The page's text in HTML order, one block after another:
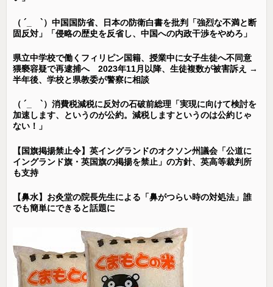
（ ´_ゝ`）中国国防省、日本の防衛白書を批判「強烈な不満と断
固反対」「侵略の歴史を反省し、中国への内政干渉をやめろ」
県立中学校で働くフィリピン国籍、授業中に女子生徒へ不同意
猥褻容疑で再逮捕へ 2023年11月以降、生徒複数が被害訴え →
半年後、学校と県教委が警察に相談
（ ´_ゝ`）消費税減税に反対の石破前総理「実現に向けて検討を
加速します、というのが公約。減税しますというのは公約じゃ
ない！」
【国旗掲揚禁止令】英イングランドのオクソン州議会「公道に
イングランド旗・英国旗の掲揚を禁止」の方針、英高等裁判所
も支持
【鼻水】お灸堂の院長先生による「鼻がつらい時の対処法」誰
でも簡単にできると話題に